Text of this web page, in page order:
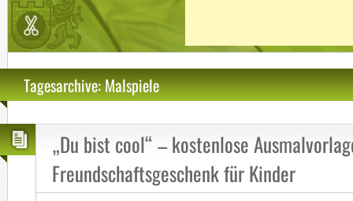
Tagesarchive: Malspiele
„Du bist cool“ – kostenlose
Freundschaftsgeschenk für Kinder